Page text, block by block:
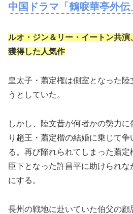
中国ドラマ「鶴唳華亭外伝
ルオ・ジン＆リー・イートン共
獲得した人気作
皇太子・蕭定権は側室となった
うとしていた。
しかし、陸文昔が何者かの勢力
り趙王・蕭定楷の結婚に乗じて
る。再び陥れられてしまった蕭
臣下となった許昌平に助けられ
にする。
長州の戦地に赴いていた伯父の